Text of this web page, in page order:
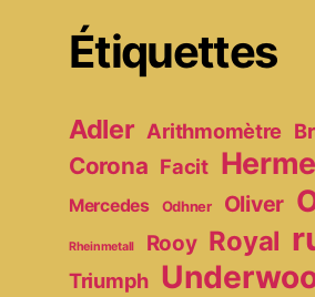
Étiquettes
Adler Arithmomètre
Corona Facit
Mercedes
Odhner Oliver
Rheinmetall Rooy Royal
Triumph